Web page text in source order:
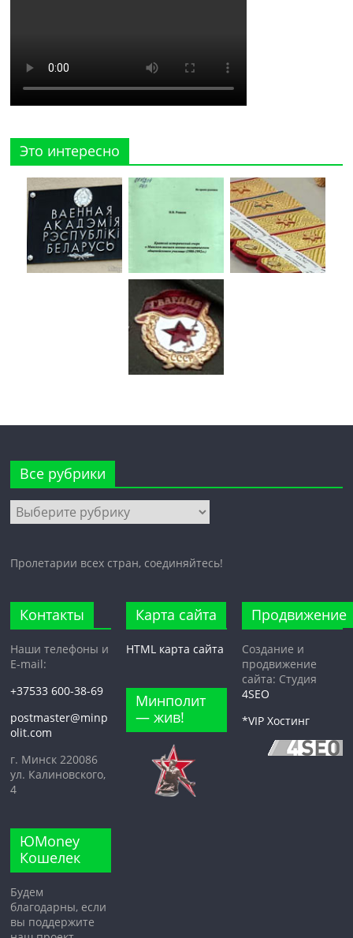
Это интересно
Все рубрики
Все
рубрики
Пролетарии всех стран, соединяйтесь!
Контакты
Наши телефоны и
E-mail:
+37533 600-38-69
postmaster@minp
olit.com
г. Минск 220086
ул. Калиновского,
4
ЮMoney
Кошелек
Будем
благодарны, если
вы поддержите
Карта сайта
HTML карта сайта
Минполит
— жив!
Продвижение
Создание и
продвижение
сайта: Студия
4SEO
*VIP Хостинг